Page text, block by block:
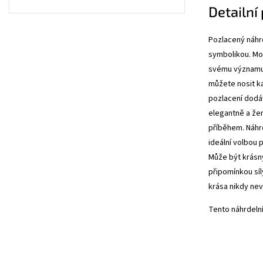
Detailní
Pozlacený
symbolikou.
svému
můžete nosit
pozlacení
elegantně a
příběhem.
ideální volbou
Může být
připomínkou
krása nikdy
Tento